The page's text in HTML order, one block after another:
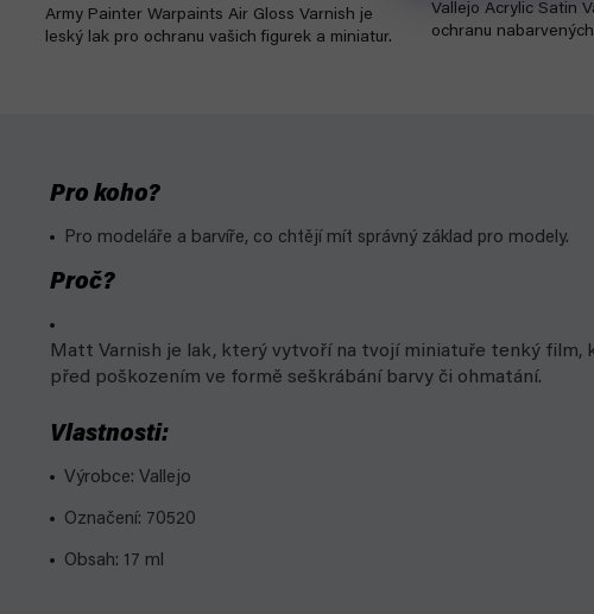
Army Painter Warpaints Air Gloss Varnish je
leský lak pro ochranu vašich figurek a miniatur.
Vallejo Acrylic Satin
ochranu
Pro koho?
Pro modeláře a barvíře, co chtějí mít správný základ pro modely.
Proč?
Matt Varnish je lak, který vytvoří na tvojí miniatuře tenký film,
před poškozením ve formě seškrábání barvy či ohmatání.
Vlastnosti:
Výrobce: Vallejo
Označení: 70520
Obsah: 17 ml